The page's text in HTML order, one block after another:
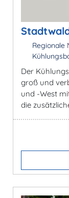
Regionale
Der
groß und
und -West
die